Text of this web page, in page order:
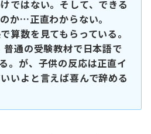
ではない。そして、できる
か…正直わからない。
算数を見てもらっている。
普通の受験教材で日本語で
。が、子供の反応は正直イ
いよと言えば喜んで辞める